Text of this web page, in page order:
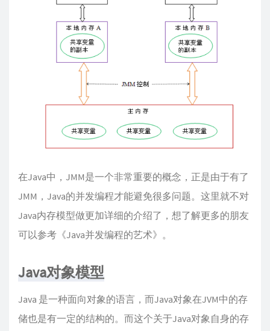
在Java中，JMM是一个非常重要的概念，正是由于有了
JMM，Java的并发编程才能避免很多问题。这里就不对
Java内存模型做更加详细的介绍了，想了解更多的朋友
可以参考《Java并发编程的艺术》。
Java对象模型
Java 是一种面向对象的语言，而Java对象在JVM中的存
储也是有一定的结构的。而这个关于Java对象自身的存